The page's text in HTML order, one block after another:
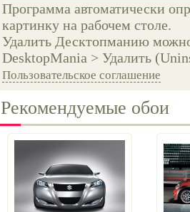
Программа автоматически
картинку на рабочем столе.
Удалить Десктопманию
DesktopMania > Удалить
Пользовательское соглашение
Рекомендуемые обои